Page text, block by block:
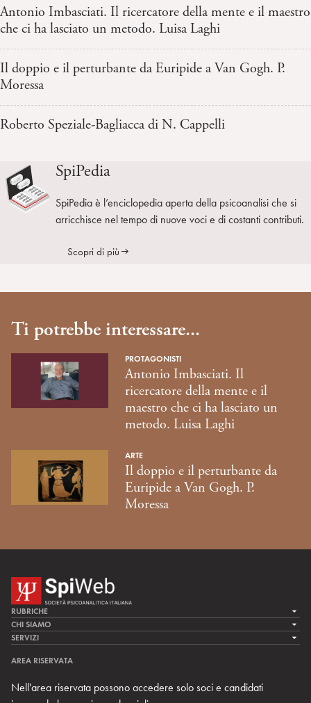
Antonio Imbasciati. Il ricercatore della mente e il maestro
che ci ha lasciato un metodo. Luisa Laghi
Il doppio e il perturbante da Euripide a Van Gogh. P.
Moressa
Roberto Speziale-Bagliacca di N. Cappelli
SpiPedia
SpiPedia è l’enciclopedia aperta della psicoanalisi che si
arricchisce nel tempo di nuove voci e di costanti contributi.
Scopri di più
Ti potrebbe interessare...
PROTAGONISTI
Antonio Imbasciati. Il
ricercatore della mente e il
maestro che ci ha lasciato un
metodo. Luisa Laghi
ARTE
Il doppio e il perturbante da
Euripide a Van Gogh. P.
Moressa
RUBRICHE
LA CURA
LA RICERCA
MULTIMEDIA
CHI SIAMO
LA SPI
TEAM DI SPIWEB
CONTATTI
SERVIZI
ARCHIVIO STORICO
AREA RISERVATA
Nell'area riservata possono accedere solo soci e candidati